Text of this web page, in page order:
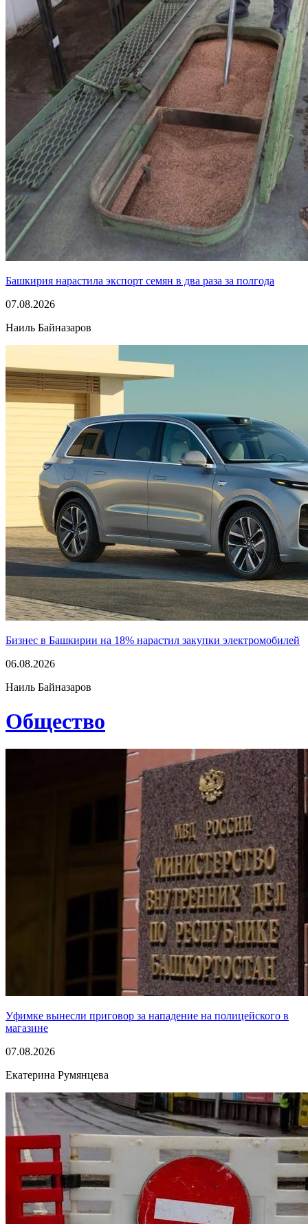
Башкирия нарастила экспорт семян в два раза за полгода
07.08.2026
Наиль Байназаров
Бизнес в Башкирии на 18% нарастил закупки электромобилей
06.08.2026
Наиль Байназаров
Общество
Уфимке вынесли приговор за нападение на полицейского в
магазине
07.08.2026
Екатерина Румянцева